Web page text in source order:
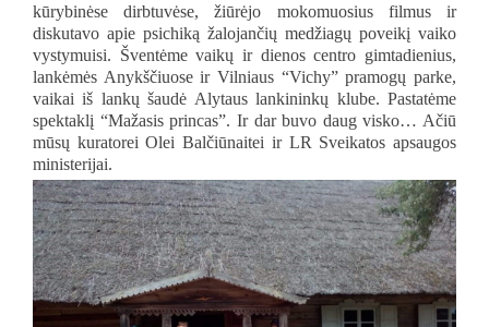
kūrybinėse dirbtuvėse, žiūrėjo mokomuosius filmus ir
diskutavo apie psichiką žalojančių medžiagų poveikį vaiko
vystymuisi. Šventėme vaikų ir dienos centro gimtadienius,
lankėmės Anykščiuose ir Vilniaus “Vichy” pramogų parke,
vaikai iš lankų šaudė Alytaus lankininkų klube. Pastatėme
spektaklį “Mažasis princas”. Ir dar buvo daug visko… Ačiū
mūsų kuratorei Olei Balčiūnaitei ir LR Sveikatos apsaugos
ministerijai.